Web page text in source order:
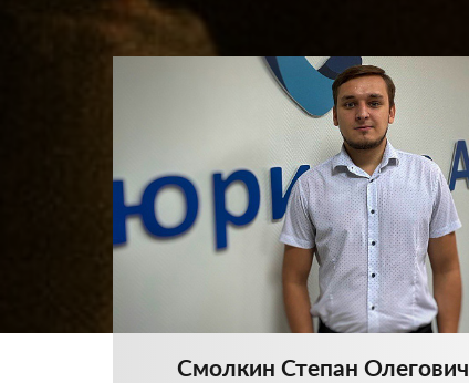
Смолкин Степан Олегович